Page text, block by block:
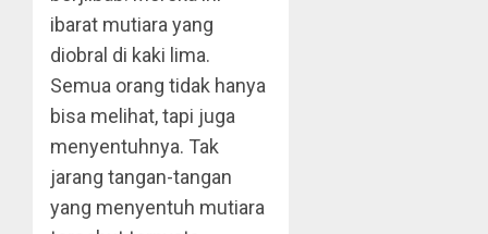
ibarat mutiara yang
diobral di kaki lima.
Semua orang tidak hanya
bisa melihat, tapi juga
menyentuhnya. Tak
jarang tangan-tangan
yang menyentuh mutiara